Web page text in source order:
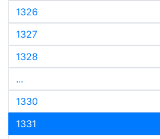
1326
1327
1328
...
1330
1331